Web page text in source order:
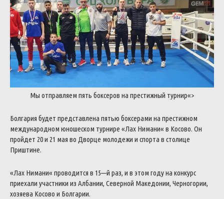
Мы отправляем пять боксеров на престижный турнир«>
Болгария будет представлена пятью боксерами на престижном
международном юношеском турнире «Лах Нимани« в Косово. Он
пройдет 20и 21 мая во Дворце молодежи и спорта в столице
Приштине.
«Лах Нимани« проводится в 15—й раз, и в этом годуна конкурс
приехали участники из Албании, Северной Македонии, Черногории,
хозяева Косово и Болгарии.